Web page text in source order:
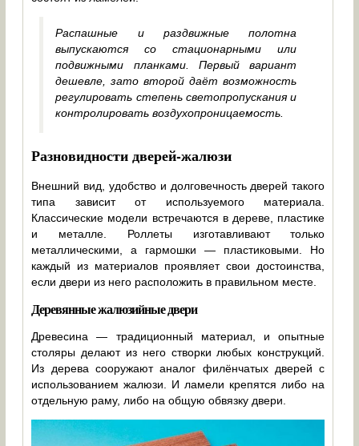
Распашные и раздвижные полотна
выпускаются со стационарными или
подвижными планками. Первый вариант
дешевле, зато второй даёт возможность
регулировать степень светопропускания и
контролировать воздухопроницаемость.
Разновидности дверей-жалюзи
Внешний вид, удобство и долговечность дверей такого
типа зависит от используемого материала.
Классические модели встречаются в дереве, пластике
и металле. Роллеты изготавливают только
металлическими, а гармошки — пластиковыми. Но
каждый из материалов проявляет свои достоинства,
если двери из него расположить в правильном месте.
Деревянные жалюзийные двери
Древесина — традиционный материал, и опытные
столяры делают из него створки любых конструкций.
Из дерева сооружают аналог филёнчатых дверей с
использованием жалюзи. И ламели крепятся либо на
отдельную раму, либо на общую обвязку двери.